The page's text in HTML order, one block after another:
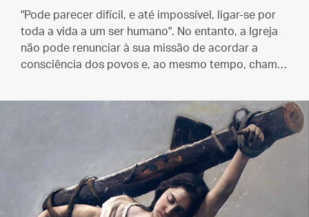
"Pode parecer difícil, e até impossível, ligar-se por
toda a vida a um ser humano". No entanto, a Igreja
não pode renunciar à sua missão de acordar a
consciência dos povos e, ao mesmo tempo, chamar